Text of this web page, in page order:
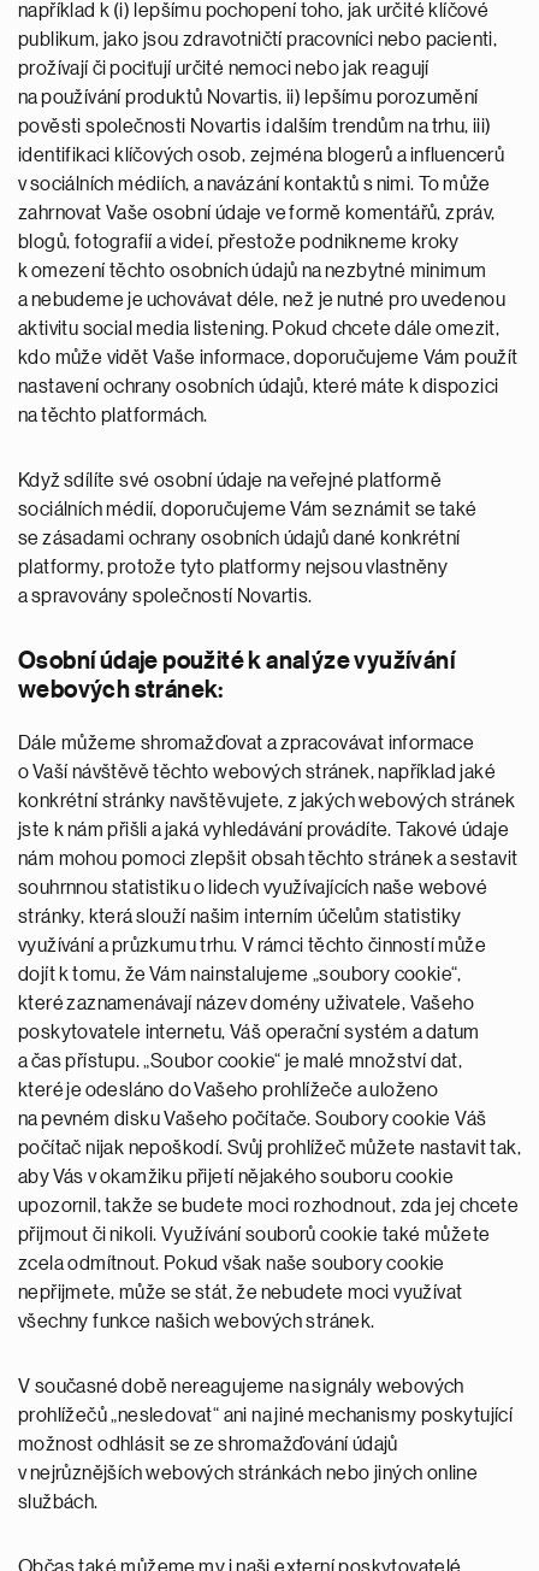
například k (i) lepšímu pochopení toho, jak určité klíčové
publikum, jako jsou zdravotničtí pracovníci nebo pacienti,
prožívají či pociťují určité nemoci nebo jak reagují
na používání produktů Novartis, ii) lepšímu porozumění
pověsti společnosti Novartis i dalším trendům na trhu, iii)
identifikaci klíčových osob, zejména blogerů a influencerů
v sociálních médiích, a navázání kontaktů s nimi. To může
zahrnovat Vaše osobní údaje ve formě komentářů, zpráv,
blogů, fotografií a videí, přestože podnikneme kroky
k omezení těchto osobních údajů na nezbytné minimum
a nebudeme je uchovávat déle, než je nutné pro uvedenou
aktivitu social media listening. Pokud chcete dále omezit,
kdo může vidět Vaše informace, doporučujeme Vám použít
nastavení ochrany osobních údajů, které máte k dispozici
na těchto platformách.
Když sdílíte své osobní údaje na veřejné platformě
sociálních médií, doporučujeme Vám seznámit se také
se zásadami ochrany osobních údajů dané konkrétní
platformy, protože tyto platformy nejsou vlastněny
a spravovány společností Novartis.
Osobní údaje použité k analýze využívání
webových stránek:
Dále můžeme shromažďovat a zpracovávat informace
o Vaší návštěvě těchto webových stránek, například jaké
konkrétní stránky navštěvujete, z jakých webových stránek
jste k nám přišli a jaká vyhledávání provádíte. Takové údaje
nám mohou pomoci zlepšit obsah těchto stránek a sestavit
souhrnnou statistiku o lidech využívajících naše webové
stránky, která slouží našim interním účelům statistiky
využívání a průzkumu trhu. V rámci těchto činností může
dojít k tomu, že Vám nainstalujeme „soubory cookie“,
které zaznamenávají název domény uživatele, Vašeho
poskytovatele internetu, Váš operační systém a datum
a čas přístupu. „Soubor cookie“ je malé množství dat,
které je odesláno do Vašeho prohlížeče a uloženo
na pevném disku Vašeho počítače. Soubory cookie Váš
počítač nijak nepoškodí. Svůj prohlížeč můžete nastavit tak,
aby Vás v okamžiku přijetí nějakého souboru cookie
upozornil, takže se budete moci rozhodnout, zda jej chcete
přijmout či nikoli. Využívání souborů cookie také můžete
zcela odmítnout. Pokud však naše soubory cookie
nepřijmete, může se stát, že nebudete moci využívat
všechny funkce našich webových stránek.
V současné době nereagujeme na signály webových
prohlížečů „nesledovat“ ani na jiné mechanismy poskytující
možnost odhlásit se ze shromažďování údajů
v nejrůznějších webových stránkách nebo jiných online
službách.